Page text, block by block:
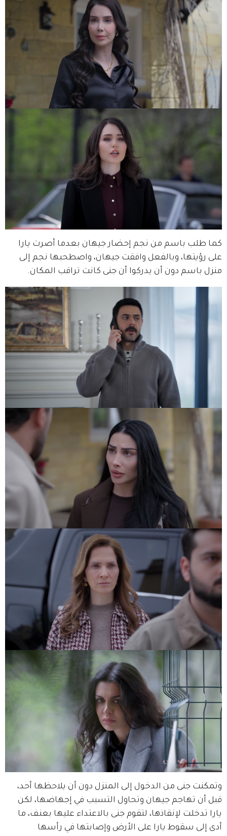
كما طلب باسم من نجم إحضار جيهان بعدما أصرت يارا
على رؤيتها، وبالفعل وافقت جيهان، واصطحبها نجم إلى
منزل باسم دون أن يدركوا أن جنى كانت تراقب المكان.
وتمكنت جنى من الدخول إلى المنزل دون أن يلاحظها أحد،
قبل أن تهاجم جيهان وتحاول التسبب في إجهاضها، لكن
يارا تدخلت لإنقاذها، لتقوم جنى بالاعتداء عليها بعنف، ما
أدى إلى سقوط يارا على الأرض وإصابتها في رأسها